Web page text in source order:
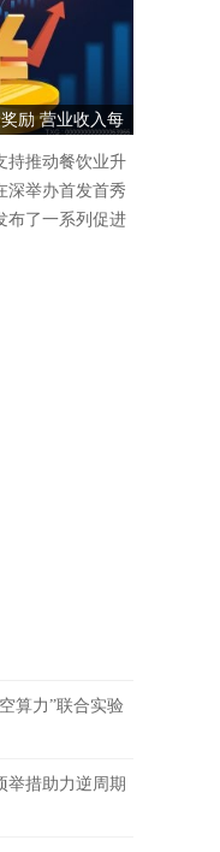
励 营业收入每
元
持推动餐饮业升
深举办首发首秀
了一系列促进
算力”联合实验
举措助力逆周期